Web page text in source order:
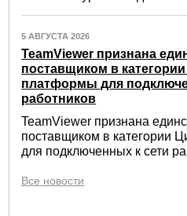
5 АВГУСТА 2026
TeamViewer признана
поставщиком в
платформы для
работников
TeamViewer признана
поставщиком в категории
для подключенных к сети
Все новости